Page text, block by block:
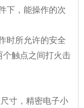
下，能操作的次
时所允许的安全
个触点之间打火击
寸，精密电子小